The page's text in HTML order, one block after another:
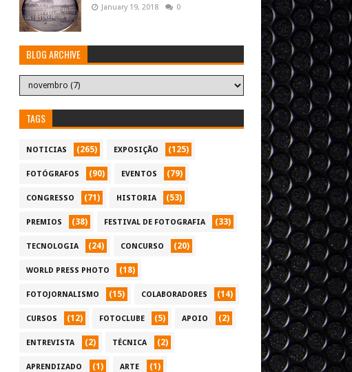
January 19, 2018 0
BLOG ARCHIVE
TAGS
NOTICIAS (265) EXPOSIÇÃO (125)
FOTÓGRAFOS (90) EVENTOS (79)
CONGRESSO (71) HISTORIA (53)
PREMIOS (38) FESTIVAL DE FOTOGRAFIA (33)
TECNOLOGIA (24) CONCURSO (20)
WORLD PRESS PHOTO (18)
FOTOJORNALISMO (15) COLABORADORES (14)
CURSOS (12) FOTOCLUBE (5) APOIO (2)
ENTREVISTA (2) TÉCNICA (2)
APRENDIZADO (1) ARTE (1)